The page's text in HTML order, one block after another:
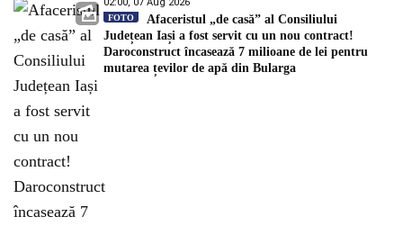
02:00, 07 Aug 2026
FOTO
Afaceristul „de casă” al Consiliului
Județean Iași a fost servit cu un nou contract!
Daroconstruct încasează 7 milioane de lei pentru
mutarea țevilor de apă din Bularga